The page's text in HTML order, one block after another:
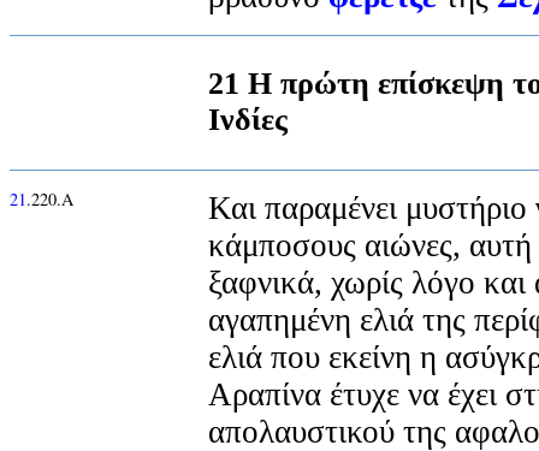
21 Η πρώτη επίσκεψη
Ινδίες
21.220.Α
Και παραμένει μυστήριο
κάμποσους αιώνες,
ξαφνικά, χωρίς λόγο και
αγαπημένη ελιά της
ελιά που εκείνη η
Αραπίνα έτυχε να έχει
απολαυστικού της